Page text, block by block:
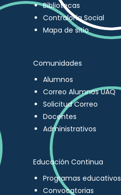
Bibliotecas
Contraloría Social
Mapa de sitio
Comunidades
Alumnos
Correo Alumnos UAQ
Solicitud Correo
Docentes
Administrativos
Educación Continua
Programas educativos
Convocatorias